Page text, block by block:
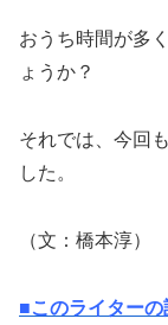
おうち時間が多
ょうか？
それでは、今回
した。
（文：橋本淳）
■このライター